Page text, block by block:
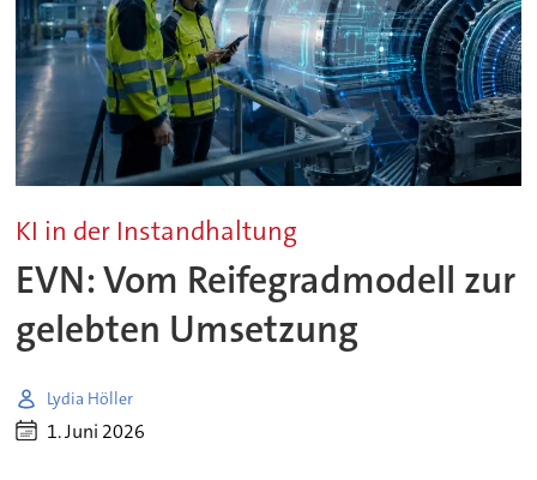
KI in der Instandhaltung
EVN: Vom Reifegradmodell zur
gelebten Umsetzung
Lydia Höller
1. Juni 2026